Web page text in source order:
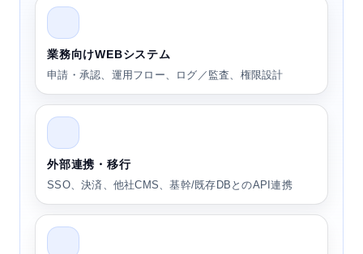
業務向けWEBシステム
申請・承認、運用フロー、ログ／監査、権限設計
外部連携・移行
SSO、決済、他社CMS、基幹/既存DBとのAPI連携